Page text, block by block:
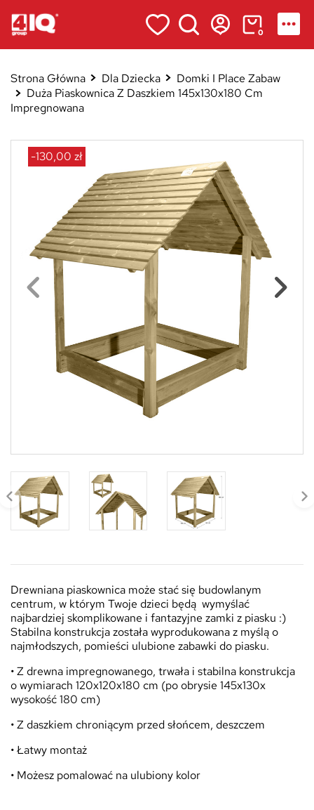
0
Strona Główna Dla Dziecka
Domki I Place Zabaw
Duża Piaskownica Z Daszkiem 145x130x180 Cm
Impregnowana
-130,00 zł
Drewniana piaskownica może stać się budowlanym
centrum, w którym Twoje dzieci będą wymyślać
najbardziej skomplikowane i fantazyjne zamki z piasku :)
Stabilna konstrukcja została wyprodukowana z myślą o
najmłodszych, pomieści ulubione zabawki do piasku.
•Z drewna impregnowanego, trwała i stabilna konstrukcja
o wymiarach 120x120x180 cm (po obrysie 145x130x
wysokość 180 cm)
•Z daszkiem chroniącym przed słońcem, deszczem
•Łatwy montaż
• Możesz pomalować na ulubiony kolor